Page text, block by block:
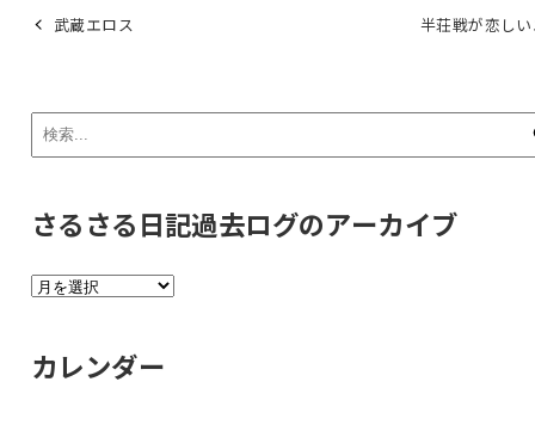
武蔵エロス 半荘戦が恋し
さるさる日記過去ログのアーカイブ
さ
る
カレンダー